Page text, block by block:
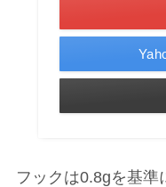
フックは0.8gを基準